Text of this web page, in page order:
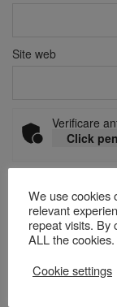
Site web
Verificare
Click
Acest site
sunt procesate
We use cookies
relevant
repeat visits. By
ALL the cookies.
Cookie settings